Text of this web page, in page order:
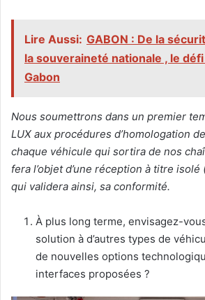
Lire Aussi: GABON : De la
la souveraineté nationale , le
Gabon
Nous soumettrons dans un premier
LUX aux procédures d’homologation
chaque véhicule qui sortira de nos
fera l’objet d’une réception à titre isolé
qui validera ainsi, sa conformité.
À plus long terme, envisagez-
solution à d’autres types de
de nouvelles options
interfaces proposées ?